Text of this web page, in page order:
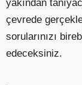
yakından
çevrede
sorularınızı
edeceksiniz.